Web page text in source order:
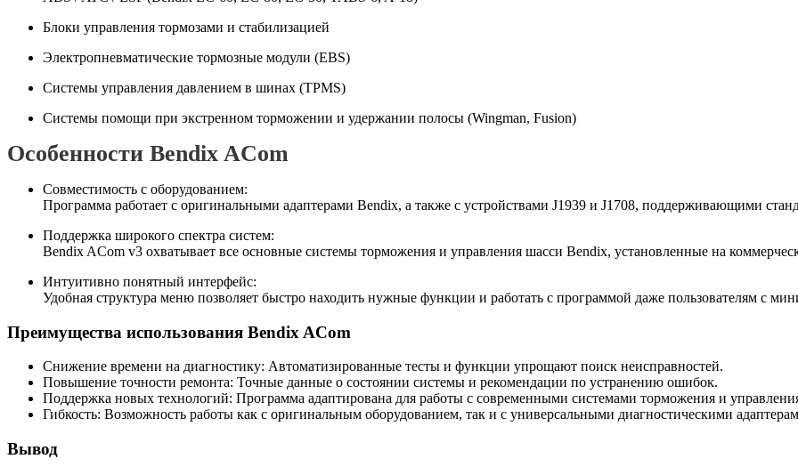
Блоки управления тормозами и стабилизацией
Электропневматические тормозные модули (EBS)
Системы управления давлением в шинах (TPMS)
Системы помощи при экстренном торможении и удержании полосы (Wingman, Fusion)
Особенности Bendix ACom
Совместимость с оборудованием:
Программа работает с оригинальными адаптерами Bendix, а также с устройствами J1939 и J1708, поддерживающими
Поддержка широкого спектра систем:
Bendix ACom v3 охватывает все основные системы торможения и управления шасси Bendix, установленные на
Интуитивно понятный интерфейс:
Удобная структура меню позволяет быстро находить нужные функции и работать с программой даже пользователям с
Преимущества использования Bendix ACom
Снижение времени на диагностику: Автоматизированные тесты и функции упрощают поиск неисправностей.
Повышение точности ремонта: Точные данные о состоянии системы и рекомендации по устранению ошибок.
Поддержка новых технологий: Программа адаптирована для работы с современными системами торможения и
Гибкость: Возможность работы как с оригинальным оборудованием, так и с универсальными диагностическими
Вывод